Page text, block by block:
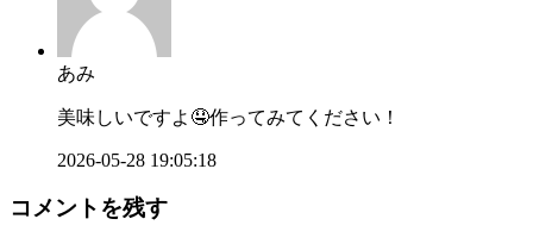
あみ
美味しいですよ🤤作ってみてください！
2026-05-28 19:05:18
コメントを残す